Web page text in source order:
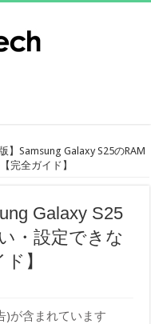
】Samsung Galaxy S25のRAM
完全ガイド】
Galaxy S25
・設定できな
】
が含まれています